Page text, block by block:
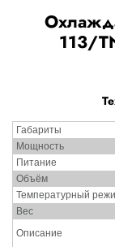
113/
Габариты
Мощность
Питание
Объём
Температурный
Вес
Описание